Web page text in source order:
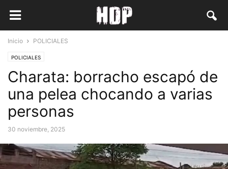
Inicio POLICIALES
POLICIALES
Charata: borracho escapó de
una pelea chocando a varias
personas
30 noviembre, 2025